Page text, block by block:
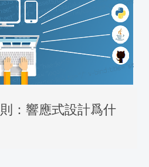
：響應式設計爲什